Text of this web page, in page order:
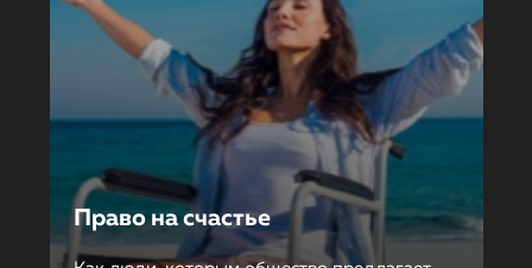
Право на счастье